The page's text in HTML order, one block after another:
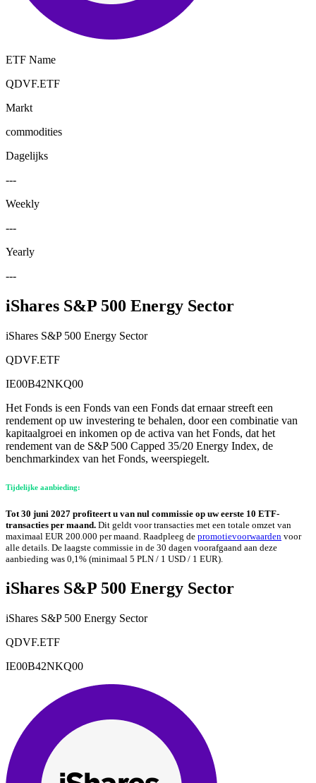
ETF Name
QDVF.ETF
Markt
commodities
Dagelijks
---
Weekly
---
Yearly
---
iShares S&P 500 Energy Sector
iShares S&P 500 Energy Sector
QDVF.ETF
IE00B42NKQ00
Het Fonds is een Fonds van een Fonds dat ernaar streeft een
rendement op uw investering te behalen, door een combinatie van
kapitaalgroei en inkomen op de activa van het Fonds, dat het
rendement van de S&P 500 Capped 35/20 Energy Index, de
benchmarkindex van het Fonds, weerspiegelt.
Tijdelijke aanbieding:
Tot 30 juni 2027 profiteert u van nul commissie op uw eerste 10 ETF-
transacties per maand. Dit geldt voor transacties met een totale omzet van
maximaal EUR 200.000 per maand. Raadpleeg de promotievoorwaarden voor
alle details. De laagste commissie in de 30 dagen voorafgaand aan deze
aanbieding was 0,1% (minimaal 5 PLN / 1 USD / 1 EUR).
iShares S&P 500 Energy Sector
iShares S&P 500 Energy Sector
QDVF.ETF
IE00B42NKQ00